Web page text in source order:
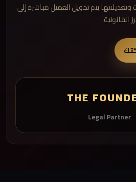
يتم تحويل العميل مباشرة إلى
THE
Legal Partner